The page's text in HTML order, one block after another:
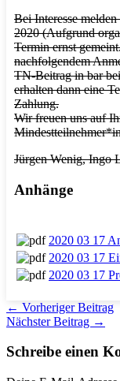
Bei Interesse
2020 (Aufgrund
Termin ernst
nachfolgendem
TN-Beitrag in bar
erhalten dann eine
Zahlung.
Wir freuen uns auf
Jürgen Wenig, Ingo
Anhänge
2020 03 17
2020 03 17
2020 03 17
← Vorheriger Beitrag
Nächster Beitrag →
Schreibe einen